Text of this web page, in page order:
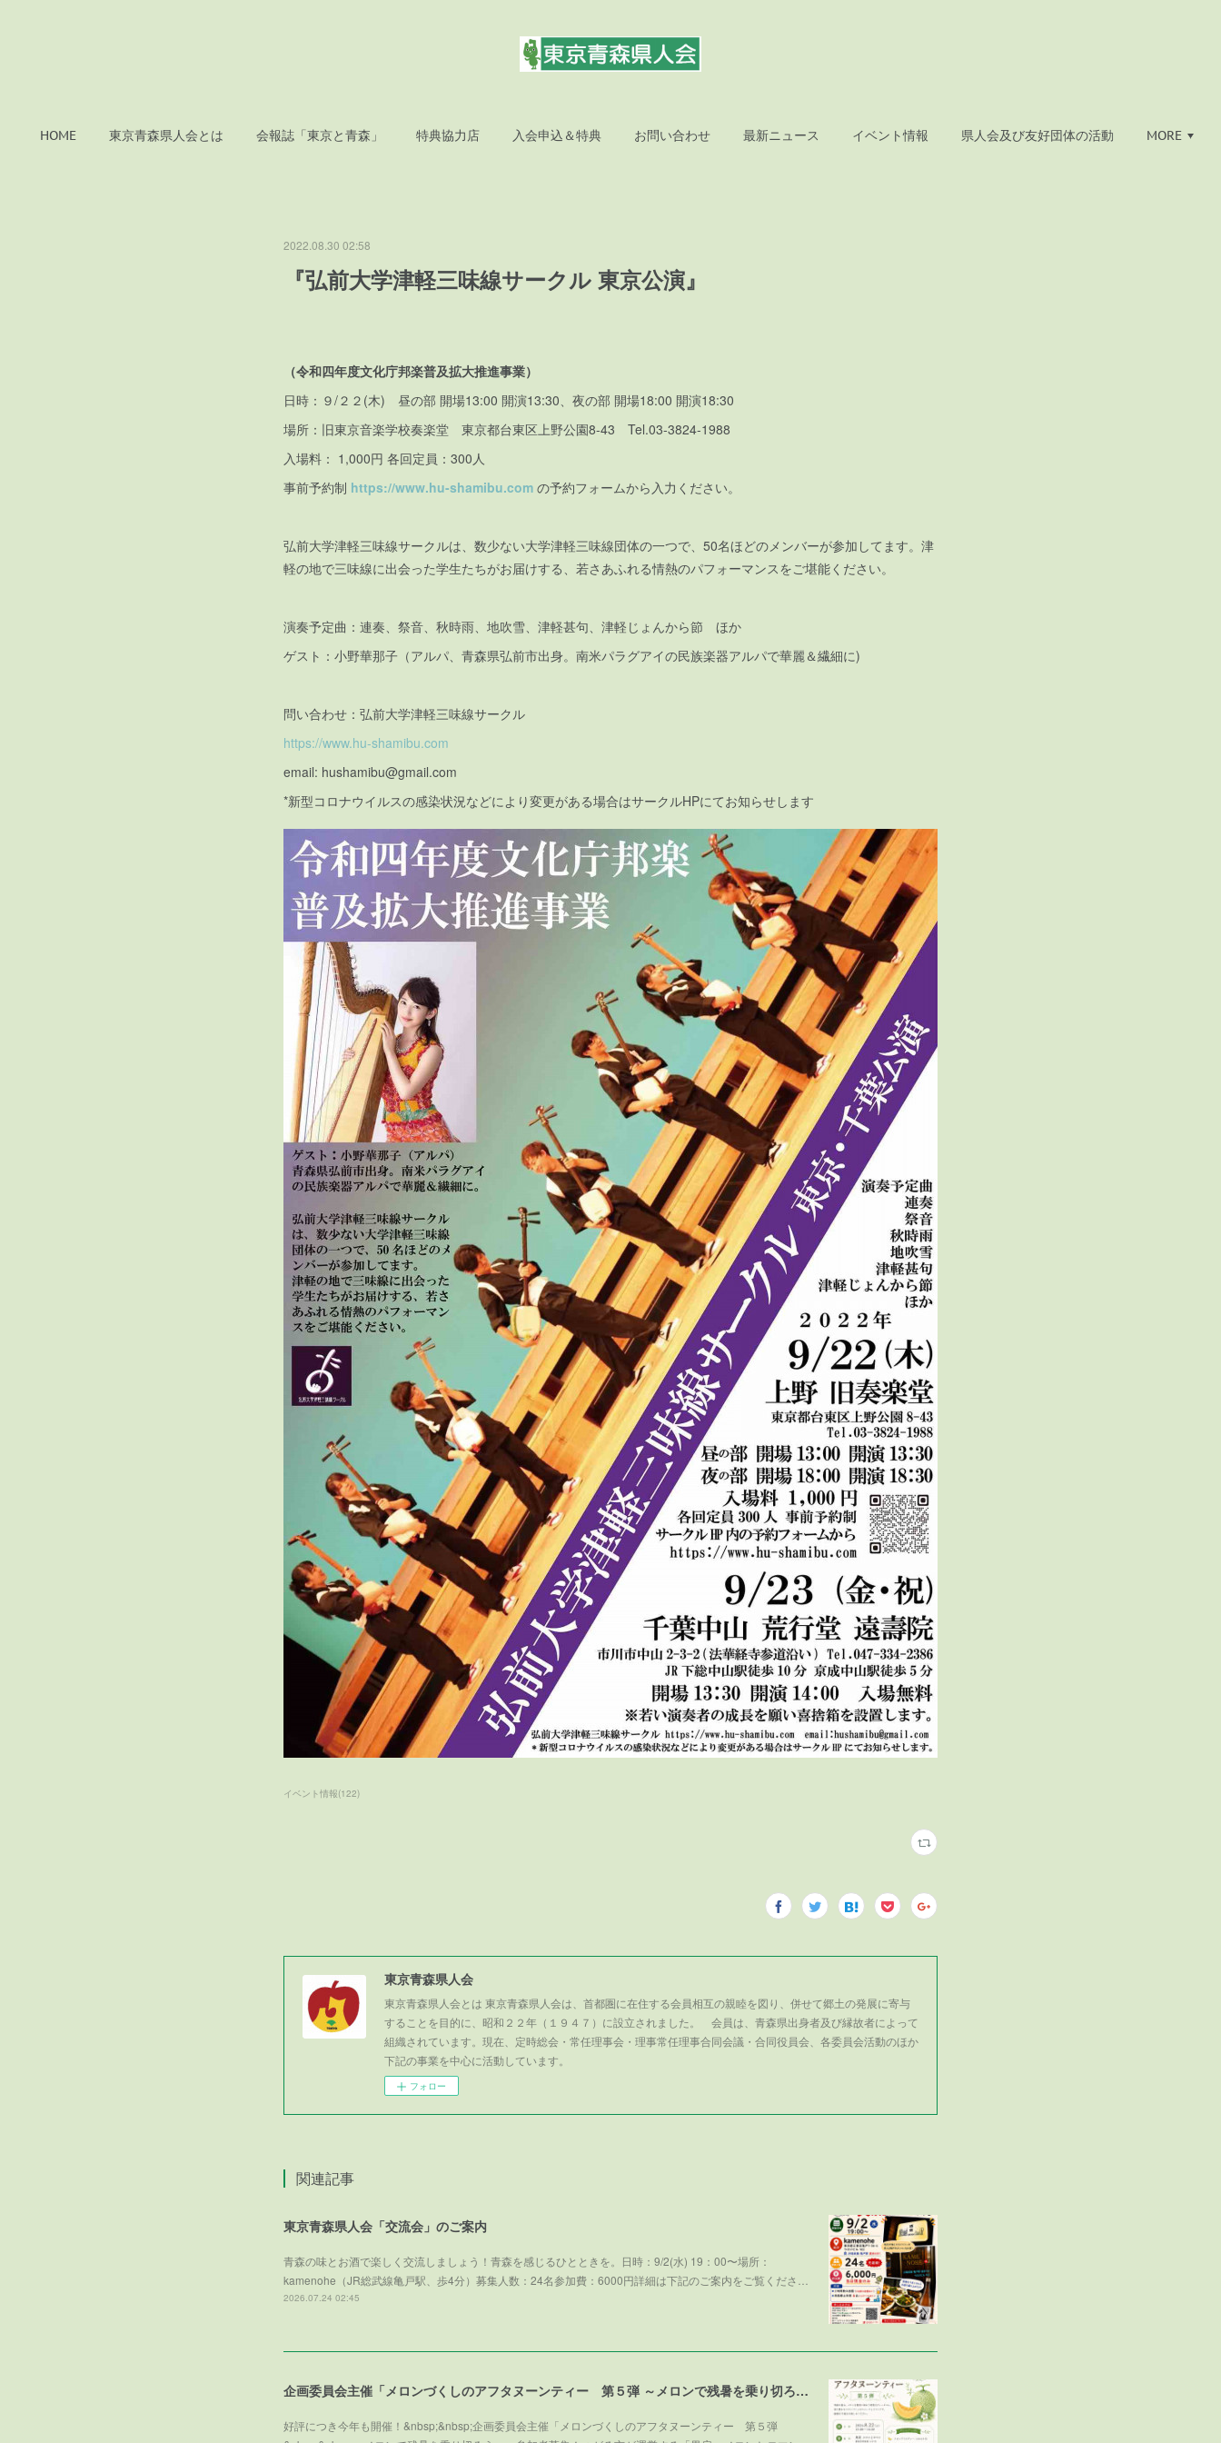
HOME 東京青森県人会とは 会報誌「東京と青森」 特典協力店 入会申込＆特典 お問い合わせ 最新ニュース イベント情報 県人会及び友好団体の活動 MORE
2022.08.30 02:58
『弘前大学津軽三味線サークル 東京公演』
（令和四年度文化庁邦楽普及拡大推進事業）
日時：９/２２(木) 昼の部 開場13:00 開演13:30、夜の部 開場18:00 開演18:30
場所：旧東京音楽学校奏楽堂 東京都台東区上野公園8-43 Tel.03-3824-1988
入場料： 1,000円 各回定員：300人
事前予約制 https://www.hu-shamibu.com の予約フォームから入力ください。
弘前大学津軽三味線サークルは、数少ない大学津軽三味線団体の一つで、50名ほどのメンバーが参加してます。津
軽の地で三味線に出会った学生たちがお届けする、若さあふれる情熱のパフォーマンスをご堪能ください。
演奏予定曲：連奏、祭音、秋時雨、地吹雪、津軽甚句、津軽じょんから節 ほか
ゲスト：小野華那子（アルパ、青森県弘前市出身。南米パラグアイの民族楽器アルパで華麗＆繊細に)
問い合わせ：弘前大学津軽三味線サークル
https://www.hu-shamibu.com
email: hushamibu@gmail.com
*新型コロナウイルスの感染状況などにより変更がある場合はサークルHPにてお知らせします
イベント情報(122)
東京青森県人会
東京青森県人会とは 東京青森県人会は、首都圏に在住する会員相互の親睦を図り、併せて郷土の発展に寄与
することを目的に、昭和２２年（１９４７）に設立されました。 会員は、青森県出身者及び縁故者によって
組織されています。現在、定時総会・常任理事会・理事常任理事合同会議・合同役員会、各委員会活動のほか
下記の事業を中心に活動しています。
フォロー
関連記事
東京青森県人会「交流会」のご案内
青森の味とお酒で楽しく交流しましょう！青森を感じるひとときを。日時：9/2(水) 19：00〜場所：
kamenohe（JR総武線亀戸駅、歩4分）募集人数：24名参加費：6000円詳細は下記のご案内をご覧くださ…
2026.07.24 02:45
企画委員会主催「メロンづくしのアフタヌーンティー 第５弾 ～メロンで残暑を乗り切ろう～」参加者募集！
好評につき今年も開催！&nbsp;&nbsp;企画委員会主催「メロンづくしのアフタヌーンティー 第５弾